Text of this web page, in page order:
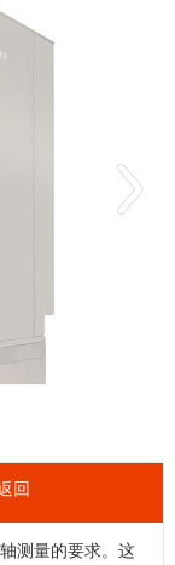
回
测量的要求。这